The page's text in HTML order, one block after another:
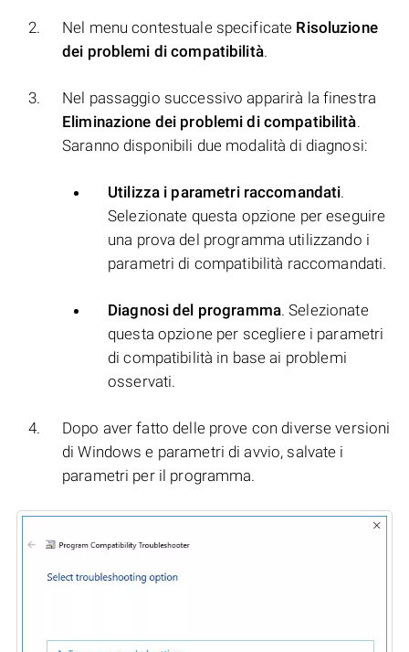
Nel menu contestuale specificate Risoluzione
dei problemi di compatibilità.
Nel passaggio successivo apparirà la finestra
Eliminazione dei problemi di compatibilità.
Saranno disponibili due modalità di diagnosi:
Utilizza i parametri raccomandati.
Selezionate questa opzione per eseguire
una prova del programma utilizzando i
parametri di compatibilità raccomandati.
Diagnosi del programma. Selezionate
questa opzione per scegliere i parametri
di compatibilità in base ai problemi
osservati.
Dopo aver fatto delle prove con diverse versioni
di Windows e parametri di avvio, salvate i
parametri per il programma.